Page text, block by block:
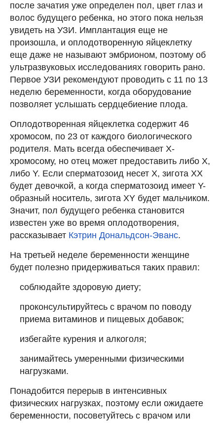
после зачатия уже определен пол, цвет глаз и
волос будущего ребенка, но этого пока нельзя
увидеть на УЗИ. Имплантация еще не
произошла, и оплодотворенную яйцеклетку
еще даже не называют эмбрионом, поэтому об
ультразвуковых исследованиях говорить рано.
Первое УЗИ рекомендуют проводить с 11 по 13
неделю беременности, когда оборудование
позволяет услышать сердцебиение плода.
Оплодотворенная яйцеклетка содержит 46
хромосом, по 23 от каждого биологического
родителя. Мать всегда обеспечивает X-
хромосому, но отец может предоставить либо X,
либо Y. Если сперматозоид несет Х, зигота XX
будет девочкой, а когда сперматозоид имеет Y-
образный носитель, зигота XY будет мальчиком.
Значит, пол будущего ребенка становится
известен уже во время оплодотворения,
рассказывает Кэтрин Дональдсон-Эванс.
На третьей неделе беременности женщине
будет полезно придерживаться таких правил:
соблюдайте здоровую диету;
проконсультируйтесь с врачом по поводу
приема витаминов и пищевых добавок;
избегайте курения и алкоголя;
занимайтесь умеренными физическими
нагрузками.
Понадобится перерыв в интенсивных
физических нагрузках, поэтому если ожидаете
беременности, посоветуйтесь с врачом или